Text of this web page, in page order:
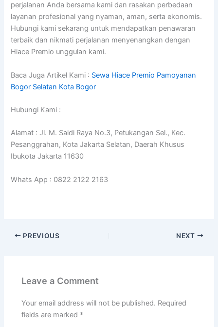
perjalanan Anda bersama kami dan rasakan perbedaan
layanan profesional yang nyaman, aman, serta ekonomis.
Hubungi kami sekarang untuk mendapatkan penawaran
terbaik dan nikmati perjalanan menyenangkan dengan
Hiace Premio unggulan kami.
Baca Juga Artikel Kami : Sewa Hiace Premio Pamoyanan
Bogor Selatan Kota Bogor
Hubungi Kami :
Alamat : Jl. M. Saidi Raya No.3, Petukangan Sel., Kec.
Pesanggrahan, Kota Jakarta Selatan, Daerah Khusus
Ibukota Jakarta 11630
Whats App : 0822 2122 2163
PREVIOUS NEXT
Leave a Comment
Your email address will not be published. Required
fields are marked *